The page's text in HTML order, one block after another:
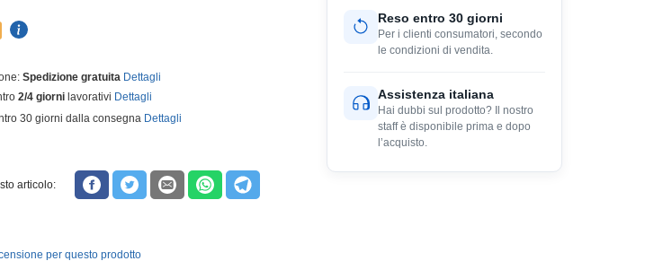
Spedizione gratuita Dettagli
2/4 giornilavorativi Dettagli
30 giorni dalla consegna Dettagli
articolo:
per questo prodotto
Reso entro 30 giorni
Per i clienti consumatori, secondo
le condizioni di vendita.
Assistenza italiana
Hai dubbi sul prodotto? Il nostro
staff è disponibile prima e dopo
l’acquisto.